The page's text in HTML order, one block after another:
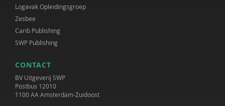
Logavak Opleidingsgroep
Zesbee
Carib Publishing
SWP Publishing
CONTACT
BV Uitgeverij SWP
Postbus 12010
1100 AA Amsterdam-Zuidoost